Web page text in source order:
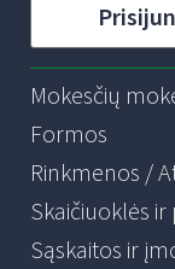
Mokesčių
Formos
Rinkmenos /
Skaičiuoklės
Sąskaitos ir